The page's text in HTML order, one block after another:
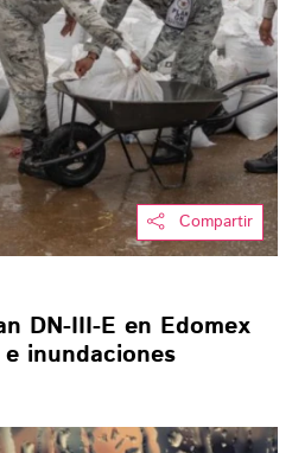
Compartir
DN-III-E en Edomex
inundaciones